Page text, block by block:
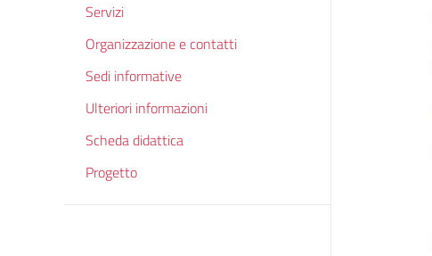
Servizi
Organizzazione e contatti
Sedi informative
Ulteriori informazioni
Scheda didattica
Progetto